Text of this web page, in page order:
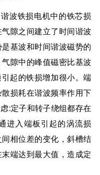
波铁损电机中的铁芯损
隙之间建立了时间谐波
基波和时间谐波磁势的
隙中的峰值磁密比基波
起的铁损增加很小。端
损耗在谐波频率作用下
:定子和转子绕组都存在
进入端板引起的涡流损
相位差的变化，斜槽结
端达到最大值，造成定